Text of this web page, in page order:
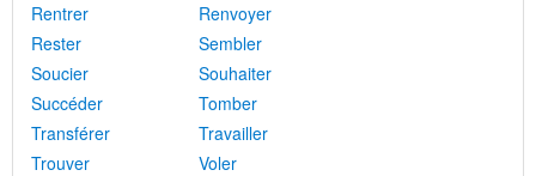
Rentrer
Renvoyer
Rester
Sembler
Soucier
Souhaiter
Succéder
Tomber
Transférer
Travailler
Trouver
Voler